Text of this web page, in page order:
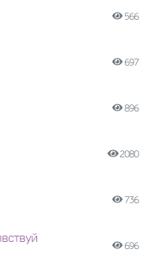
566
697
896
2080
736
696